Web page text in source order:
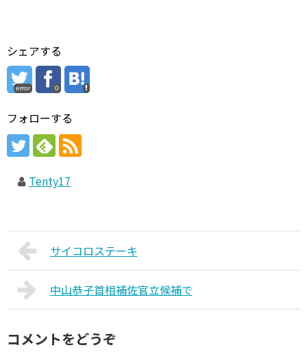
シェアする
error 0
フォローする
Tenty17
サイコロステーキ
中山恭子首相補佐官立候補で
コメントをどうぞ